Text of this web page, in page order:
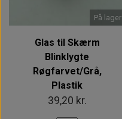
På lager
Glas til Skærm
Blinklygte
Røgfarvet/Grå,
Plastik
39,20 kr.